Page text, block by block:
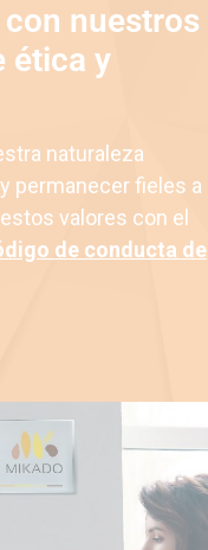
nuestros
ética y
naturaleza
permanecer fieles a
valores con el
de conducta de